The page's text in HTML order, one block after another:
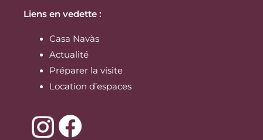
Liens en vedette :
Casa Navàs
Actualité
Préparer la visite
Location d’espaces